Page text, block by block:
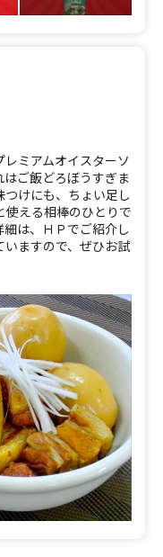
ミアムオイスターソ
ご飯どろぼうすぎま
けにも、ちょい足し
使える相棒のひとりで
は、ＨＰでご紹介し
いますので、ぜひお試